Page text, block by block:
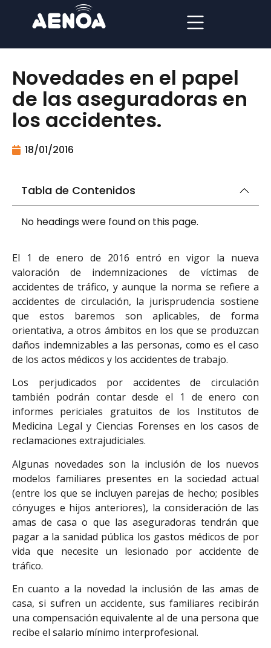
Novedades en el papel
de las aseguradoras en
los accidentes.
18/01/2016
Tabla de Contenidos
No headings were found on this page.
El 1 de enero de 2016 entró en vigor la nueva
valoración de indemnizaciones de víctimas de
accidentes de tráfico, y aunque la norma se refiere a
accidentes de circulación, la jurisprudencia sostiene
que estos baremos son aplicables, de forma
orientativa, a otros ámbitos en los que se produzcan
daños indemnizables a las personas, como es el caso
de los actos médicos y los accidentes de trabajo.
Los perjudicados por accidentes de circulación
también podrán contar desde el 1 de enero con
informes periciales gratuitos de los Institutos de
Medicina Legal y Ciencias Forenses en los casos de
reclamaciones extrajudiciales.
Algunas novedades son la inclusión de los nuevos
modelos familiares presentes en la sociedad actual
(entre los que se incluyen parejas de hecho; posibles
cónyuges e hijos anteriores), la consideración de las
amas de casa o que las aseguradoras tendrán que
pagar a la sanidad pública los gastos médicos de por
vida que necesite un lesionado por accidente de
tráfico.
En cuanto a la novedad la inclusión de las amas de
casa, si sufren un accidente, sus familiares recibirán
una compensación equivalente al de una persona que
recibe el salario mínimo interprofesional.